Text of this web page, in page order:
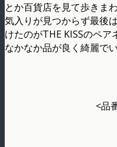
とか百貨店を見て歩きま
気入りが見つからず最後
けたのがTHE KISSのペア
なかなか品が良く綺麗で
<品